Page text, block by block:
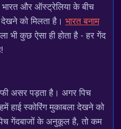
और ऑस्ट्रेलिया के बीच
को मिलता है। भारत बनाम
भी कुछ ऐसा ही होता है - हर गेंद
असर पड़ता है। अगर पिच
हाई स्कोरिंग मुकाबला देखने को
गेंदबाजों के अनुकूल है, तो कम